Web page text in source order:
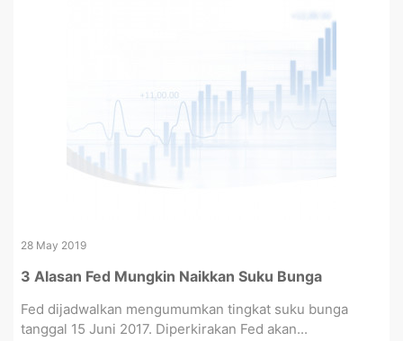
28 May 2019
3 Alasan Fed Mungkin Naikkan Suku Bunga
Fed dijadwalkan mengumumkan tingkat suku bunga
tanggal 15 Juni 2017. Diperkirakan Fed akan...